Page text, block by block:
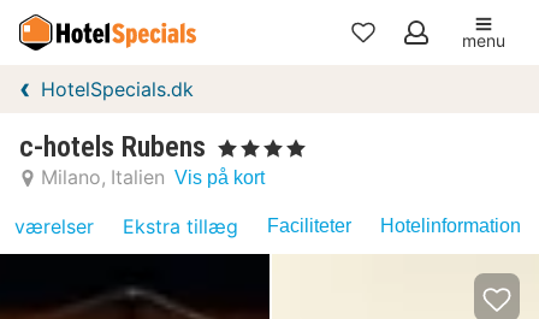
Mine
menu
HotelSpecials.dk
c-hotels Rubens , 4 Stjerner
Milano Italien Vis på kort
værelser Ekstra tillæg Faciliteter Hotelinformation